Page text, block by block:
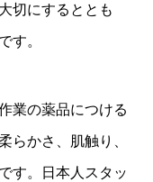
切にするととも
す。
業の薬品につける
らかさ、肌触り、
す。日本人スタッ